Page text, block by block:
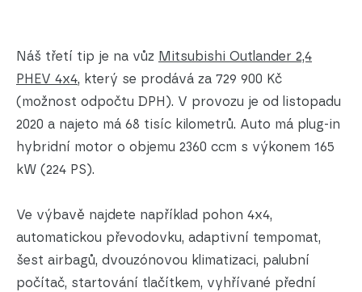
Náš třetí tip je na vůz Mitsubishi Outlander 2,4
PHEV 4x4, který se prodává za 729 900 Kč
(možnost odpočtu DPH). V provozu je od listopadu
2020 a najeto má 68 tisíc kilometrů. Auto má plug-in
hybridní motor o objemu 2360 ccm s výkonem 165
kW (224 PS).
Ve výbavě najdete například pohon 4x4,
automatickou převodovku, adaptivní tempomat,
šest airbagů, dvouzónovou klimatizaci, palubní
počítač, startování tlačítkem, vyhřívané přední